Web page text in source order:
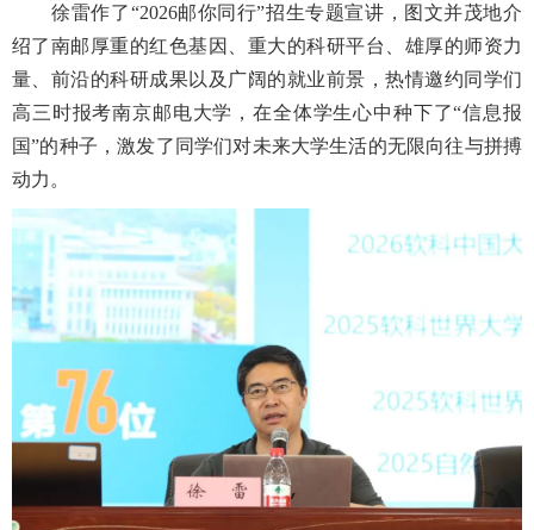
徐雷作了“2026邮你同行”招生专题宣讲，图文并茂地介
绍了南邮厚重的红色基因、重大的科研平台、雄厚的师资力
量、前沿的科研成果以及广阔的就业前景，热情邀约同学们
高三时报考南京邮电大学，在全体学生心中种下了“信息报
国”的种子，激发了同学们对未来大学生活的无限向往与拼搏
动力。